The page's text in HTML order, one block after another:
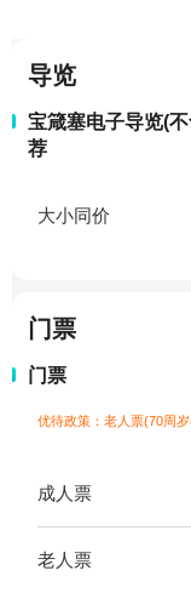
导览
宝箴塞电子导览(
荐
大小同价
门票
门票
优待政策：老人票(70周
成人票
老人票